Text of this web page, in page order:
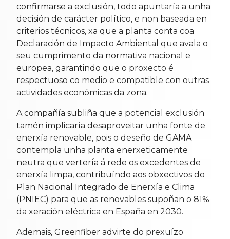
confirmarse a exclusión, todo apuntaría a unha
decisión de carácter político, e non baseada en
criterios técnicos, xa que a planta conta coa
Declaración de Impacto Ambiental que avala o
seu cumprimento da normativa nacional e
europea, garantindo que o proxecto é
respectuoso co medio e compatible con outras
actividades económicas da zona.
A compañía subliña que a potencial exclusión
tamén implicaría desaproveitar unha fonte de
enerxía renovable, pois o deseño de GAMA
contempla unha planta enerxeticamente
neutra que vertería á rede os excedentes de
enerxía limpa, contribuíndo aos obxectivos do
Plan Nacional Integrado de Enerxía e Clima
(PNIEC) para que as renovables supoñan o 81%
da xeración eléctrica en España en 2030.
Ademais, Greenfiber advirte do prexuízo